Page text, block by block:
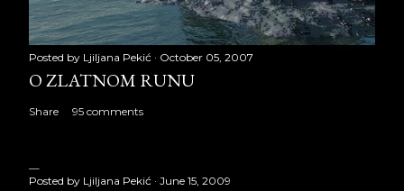
Posted by Ljiljana Pekić October 05, 2007
O ZLATNOM RUNU
Share 95 comments
Posted by Ljiljana Pekić June 15, 2009